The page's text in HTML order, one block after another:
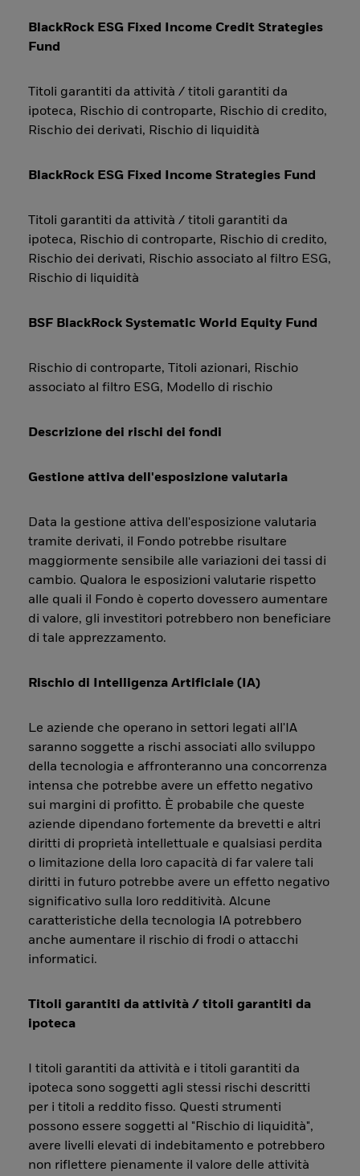
BlackRock ESG Fixed Income Credit Strategies
Fund
Titoli garantiti da attività / titoli garantiti da
ipoteca, Rischio di controparte, Rischio di credito,
Rischio dei derivati, Rischio di liquidità
BlackRock ESG Fixed Income Strategies Fund
Titoli garantiti da attività / titoli garantiti da
ipoteca, Rischio di controparte, Rischio di credito,
Rischio dei derivati, Rischio associato al filtro ESG,
Rischio di liquidità
BSF BlackRock Systematic World Equity Fund
Rischio di controparte, Titoli azionari, Rischio
associato al filtro ESG, Modello di rischio
Descrizione dei rischi dei fondi
Gestione attiva dell'esposizione valutaria
Data la gestione attiva dell'esposizione valutaria
tramite derivati, il Fondo potrebbe risultare
maggiormente sensibile alle variazioni dei tassi di
cambio. Qualora le esposizioni valutarie rispetto
alle quali il Fondo è coperto dovessero aumentare
di valore, gli investitori potrebbero non beneficiare
di tale apprezzamento.
Rischio di Intelligenza Artificiale (IA)
Le aziende che operano in settori legati all'IA
saranno soggette a rischi associati allo sviluppo
della tecnologia e affronteranno una concorrenza
intensa che potrebbe avere un effetto negativo
sui margini di profitto. È probabile che queste
aziende dipendano fortemente da brevetti e altri
diritti di proprietà intellettuale e qualsiasi perdita
o limitazione della loro capacità di far valere tali
diritti in futuro potrebbe avere un effetto negativo
significativo sulla loro redditività. Alcune
caratteristiche della tecnologia IA potrebbero
anche aumentare il rischio di frodi o attacchi
informatici.
Titoli garantiti da attività / titoli garantiti da
ipoteca
I titoli garantiti da attività e i titoli garantiti da
ipoteca sono soggetti agli stessi rischi descritti
per i titoli a reddito fisso. Questi strumenti
possono essere soggetti al "Rischio di liquidità",
avere livelli elevati di indebitamento e potrebbero
non riflettere pienamente il valore delle attività